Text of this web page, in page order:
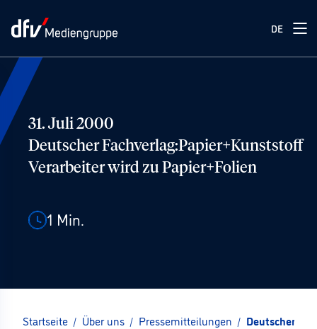
DE
31. Juli 2000
Deutscher Fachverlag:Papier+Kunststoff
Verarbeiter wird zu Papier+Folien
1 Min.
Startseite / Über uns / Pressemitteilungen / Deutscher